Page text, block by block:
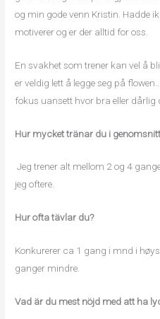
og min gode venn Kristin. Hadde
motiverer og er der alltid for oss.
En svakhet som trener kan vel å
er veldig lett å legge seg på
fokus uansett hvor bra eller dårlig
Hur mycket tränar du i
Jeg trener alt mellom 2 og 4
jeg oftere.
Hur ofta tävlar du?
Konkurerer ca 1 gang i mnd i
ganger mindre.
Vad är du mest nöjd med att ha